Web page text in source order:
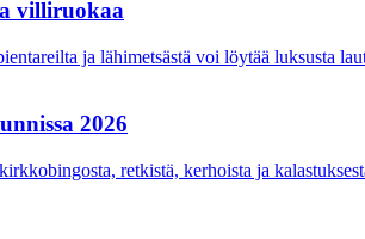
villiruokaa
ja lähimetsästä voi löytää luksusta
2026
retkistä, kerhoista ja